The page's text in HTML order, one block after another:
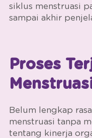
siklus menstruasi
sampai akhir
Proses
Belum lengkap
menstruasi tanpa
tentang kinerja